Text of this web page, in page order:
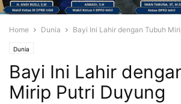
Home Dunia Bayi Ini Lahir dengan Tubuh
Dunia
Bayi Ini Lahir
Mirip Putri Duyung